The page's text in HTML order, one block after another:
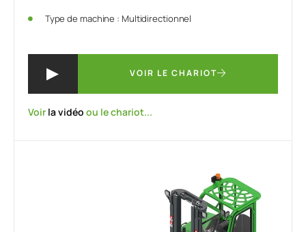
Type de machine : Multidirectionnel
VOIR LE CHARIOT
Voir la vidéo ou le chariot...